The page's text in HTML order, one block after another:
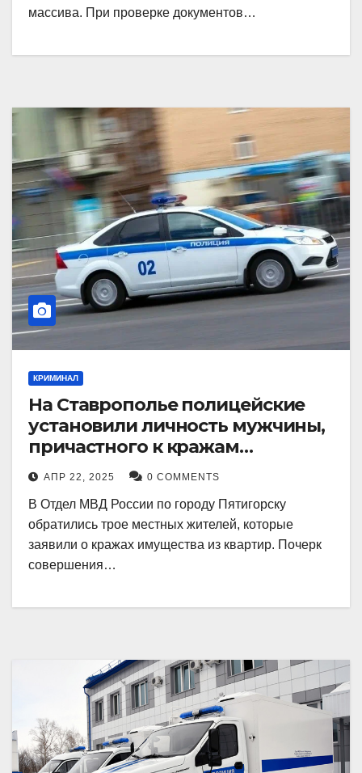
массива. При проверке документов…
КРИМИНАЛ
На Ставрополье полицейские
установили личность мужчины,
причастного к кражам
имущества из квартир в
Пятигорске
АПР 22, 2025 0 COMMENTS
В Отдел МВД России по городу Пятигорску
обратились трое местных жителей, которые
заявили о кражах имущества из квартир. Почерк
совершения…